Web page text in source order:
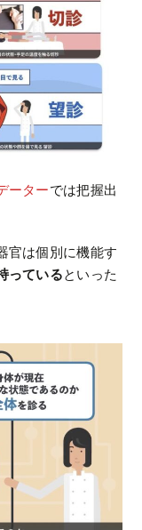
ーターでは把握出
官は個別に機能す
っているといった